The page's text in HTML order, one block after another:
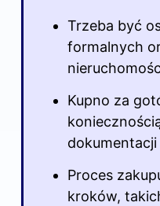
Trzeba być
formalnych
Kupno za
dokumentacji
Proces
kroków,